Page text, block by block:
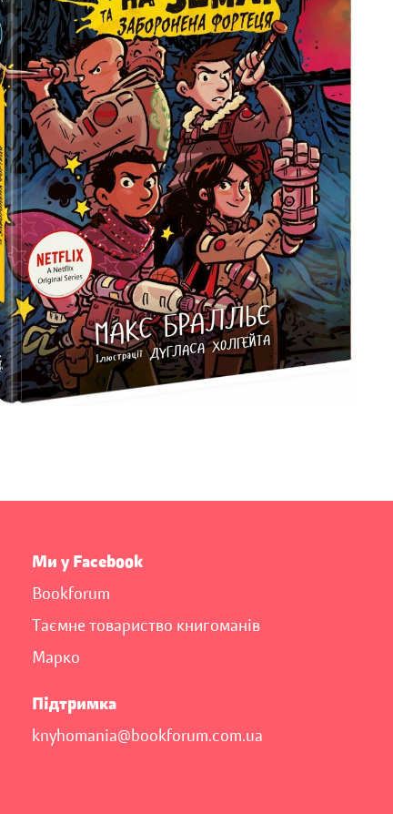
Ми у Facebook
Bookforum
Таємне товариство книгоманів
Марко
Підтримка
knyhomania@bookforum.com.ua